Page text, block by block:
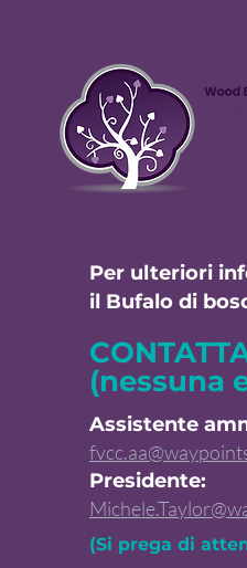
Per ulteriori
il Bufalo di
(nessuna
Assistente
Presidente:
(Si prega di